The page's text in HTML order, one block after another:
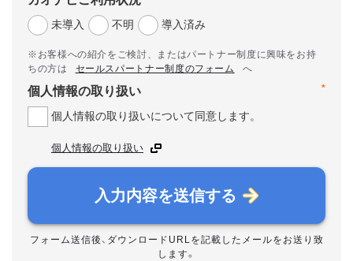
未導入
不明 導入済み
※お客様への紹介をご検討、またはパートナー制度に興味をお持
ちの方は
セールスパートナー制度のフォーム
へ
*
個人情報の取り扱い
個人情報の取り扱いについて同意します。
個人情報の取り扱い
入力内容を送信する
フォーム送信後、ダウンロードURLを記載したメールをお送り致
します。